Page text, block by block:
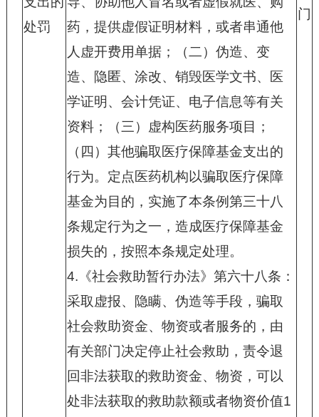
处罚
药，提供虚假证明材料，或者串通他
人虚开费用单据；（二）伪造、变
造、隐匿、涂改、销毁医学文书、医
学证明、会计凭证、电子信息等有关
资料；（三）虚构医药服务项目；
（四）其他骗取医疗保障基金支出的
行为。定点医药机构以骗取医疗保障
基金为目的，实施了本条例第三十八
条规定行为之一，造成医疗保障基金
损失的，按照本条规定处理。
4. 《社会救助暂行办法》第六十八条：
采取虚报、隐瞒、伪造等手段，骗取
社会救助资金、物资或者服务的，由
有关部门决定停止社会救助，责令退
回非法获取的救助资金、物资，可以
处非法获取的救助款额或者物资价值1
门